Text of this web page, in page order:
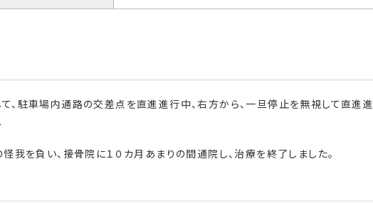
、駐車場内通路の交差点を直進進行中、右方から、一旦停止を無視して直進進
我を負い、接骨院に１０カ月あまりの間通院し、治療を終了しました。